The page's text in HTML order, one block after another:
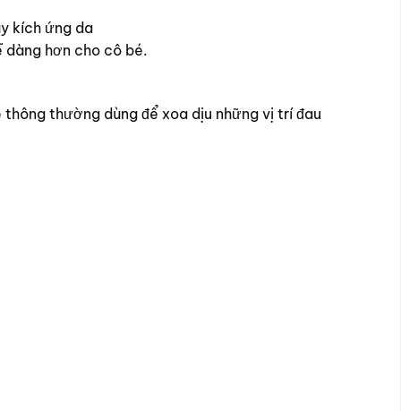
kích ứng da
hơn cho cô bé.
thường dùng để xoa dịu những vị trí đau